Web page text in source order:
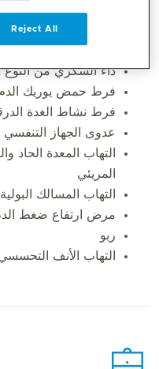
ارتفاع ضغط الدم
داء السكري من النوع 2
فرط حمض يوريك
فرط نشاط الغدة
عدوى الجهاز التنفسي
التهاب المعدة الحاد
المريئي
التهاب المسالك
مرض ارتفاع ضغط
ربو
التهاب الأنف
Reject All